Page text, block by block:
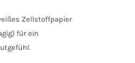
Zellstoffpapier
für ein